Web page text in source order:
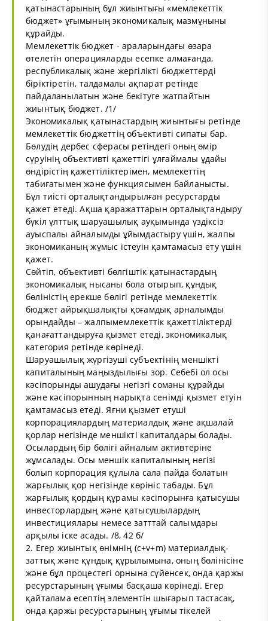
қатынастарының бұл жиынтығы «мемлекеттік
бюджет» ұғымының экономикалық мазмұныны
құрайды.
Мемлекеттiк бюджет - араларындағы өзара
өтелетiн операцияларды есепке алмағанда,
республикалық және жергiлiктi бюджеттердi
бiрiктiретiн, талдамалы ақпарат ретiнде
пайдаланылатын және бекiтуге жатпайтын
жиынтық бюджет. /1/
Экономикалық қатынастардың жиынтығы ретінде
мемлекеттік бюджеттің объективті сипаты бар.
Бөлудің дербес сферасы ретіндегі оның өмір
сүруінің объективті қажеттігі ұлғаймалы ұдайы
өндірістің қажеттіліктерімен, мемлекеттің
табиғатымен және функциясымен байланысты.
Бұл тиісті орталықтандырылған ресурстарды
қажет етеді. Ақша қаражаттарын орталықтандыру
бүкіл ұлттық шаруашылық ауқымында үздіксіз
ауыспалы айналымды ұйымдастыру үшін, жалпы
экономиканың жұмыс істеуін қамтамасыз ету үшін
қажет.
Сөйтіп, объективті бөлгіштік қатынастардың
экономикалық нысаны бола отырып, құндық
бөліністің ерекше бөлігі ретінде мемлекеттік
бюджет айрықшалықты қоғамдық арналымды
орындайды – жалпымемлекеттік қажеттіліктерді
қанағаттандыруға қызмет етеді, экономикалық
категория ретінде көрінеді.
Шаруашылық жүргізуші субъектінің меншікті
капиталының маңыздылығы зор. Себебі ол осы
кәсіпорынды ашудағы негізгі соманы құрайды
және кәсіпорынның нарықта сенімді қызмет етуін
қамтамасыз етеді. Яғни қызмет етуші
корпорациялардың материалдық және ақшалай
қорлар негізінде меншікті капиталдары болады.
Осылардың бір бөлігі айналым активтеріне
жұмсалады. Осы меншік капиталының негізі
болып корпорация құлыла сала пайда болатын
жарғылық қор негізінде көрініс табады. Бұл
жарғылық қордың құрамы кәсіпорынға қатысушы
инвесторлардың және қатысушылардың
инвестициялары немесе затттай салымдары
арқылы іске асады. /8, 42 б/
2. Егер жиынтық өнімнің (c+v+m) материалдық-
заттық және құндық құрылымына, оның бөлінісіне
және бұл процестегі орнына сүйенсек, онда қаржы
ресурстарының ұғымы басқаша көрінеді. Егер
қайталама есептің элементін шығарып тастасақ,
онда қаржы ресурстарының ұғымы тікелей